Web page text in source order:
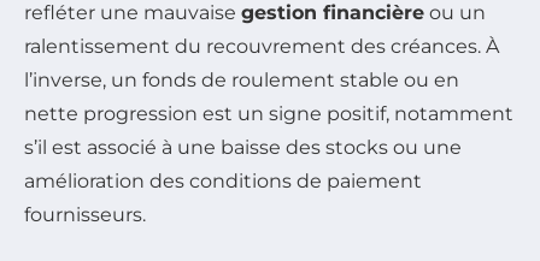
refléter une mauvaise gestion financière ou un
ralentissement du recouvrement des créances. À
l’inverse, un fonds de roulement stable ou en
nette progression est un signe positif, notamment
s’il est associé à une baisse des stocks ou une
amélioration des conditions de paiement
fournisseurs.